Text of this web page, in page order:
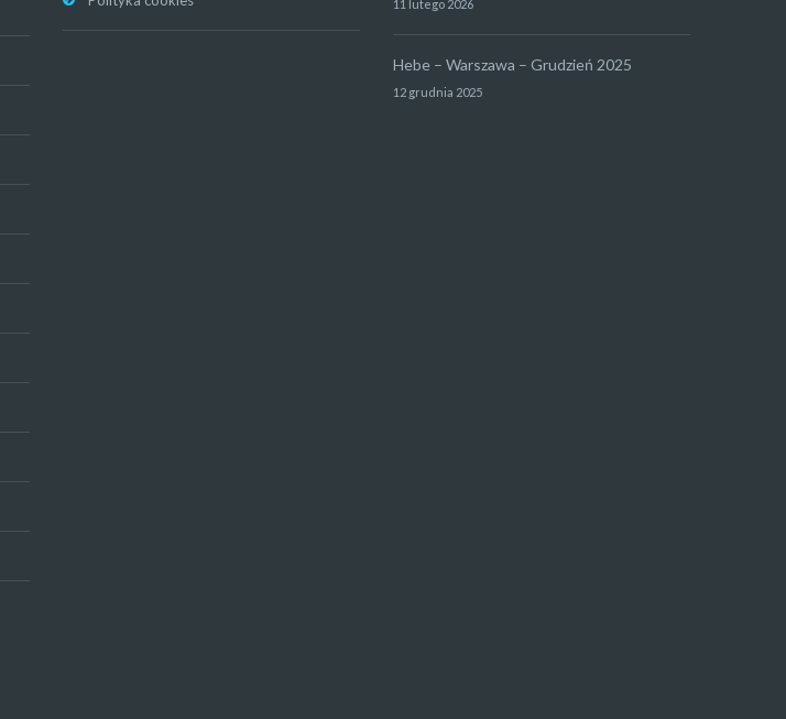
11 lutego 2026
Hebe – Warszawa – Grudzień 2025
12 grudnia 2025